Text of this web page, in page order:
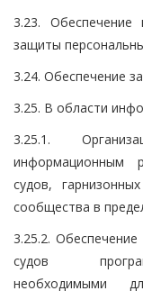
3.23. Обеспечение
защиты
3.24. Обеспечение
3.25. В области
3.25.1.
информационным
судов,
сообщества в
3.25.2.
судов
необходимыми